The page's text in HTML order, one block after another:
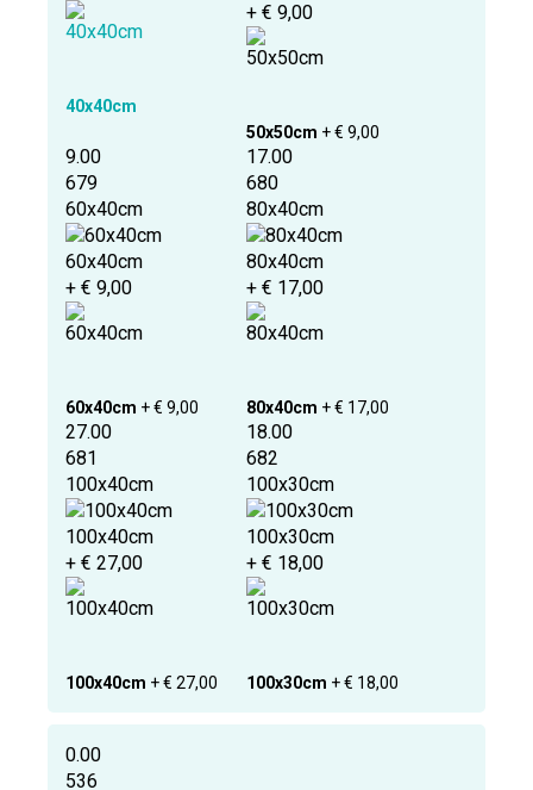
40x40cm
+ € 9,00
50x50cm + € 9,00
9.00
679
60x40cm
60x40cm
+ € 9,00
60x40cm + € 9,00
17.00
680
80x40cm
80x40cm
+ € 17,00
80x40cm + € 17,00
27.00
681
100x40cm
100x40cm
+ € 27,00
100x40cm + € 27,00
18.00
682
100x30cm
100x30cm
+ € 18,00
100x30cm + € 18,00
0.00
536